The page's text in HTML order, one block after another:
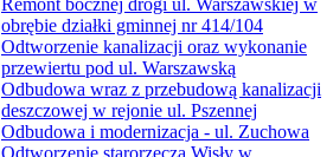
Remont bocznej drogi ul. Warszawskiej w
obrębie działki gminnej nr 414/104
Odtworzenie kanalizacji oraz wykonanie
przewiertu pod ul. Warszawską
Odbudowa wraz z przebudową kanalizacji
deszczowej w rejonie ul. Pszennej
Odbudowa i modernizacja - ul. Zuchowa